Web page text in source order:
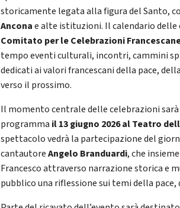
storicamente legata alla figura del Santo,
Anconae alte istituzioni. Il calendario
Comitato per le Celebrazioni
tempo eventi culturali, incontri, cammini
dedicati ai valori francescani della pace,
verso il prossimo.
Il momento centrale delle celebrazioni
programma il 13 giugno 2026 al Teatro
spettacolo vedrà la partecipazione del
cantautoreAngelo Branduardi, che
Francesco attraverso narrazione storica e
pubblico una riflessione sui temi della